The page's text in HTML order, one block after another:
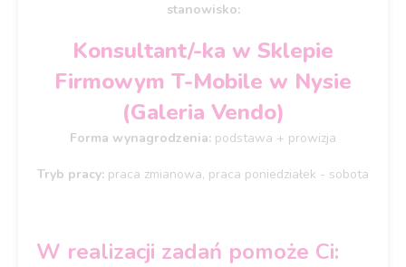
stanowisko:
Konsultant/-ka w Sklepie
Firmowym T-Mobile w Nysie
(Galeria Vendo)
Forma wynagrodzenia: podstawa + prowizja​
Tryb pracy: praca zmianowa, praca poniedziałek - sobota
W realizacji zadań pomoże Ci: